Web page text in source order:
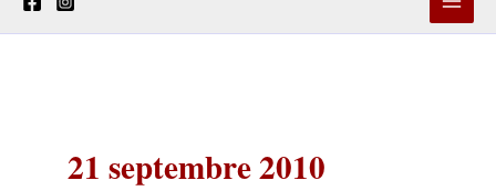
21 septembre 2010